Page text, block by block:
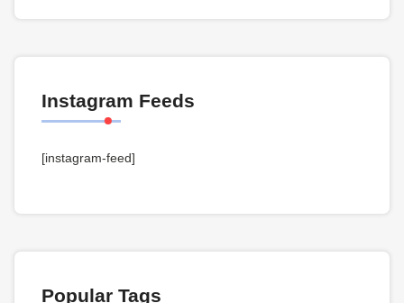
Instagram Feeds
[instagram-feed]
Popular Tags